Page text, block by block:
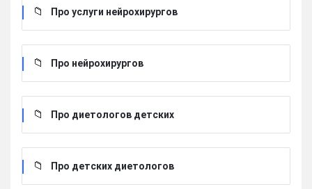
Про услуги нейрохирургов
Про нейрохирургов
Про диетологов детских
Про детских диетологов